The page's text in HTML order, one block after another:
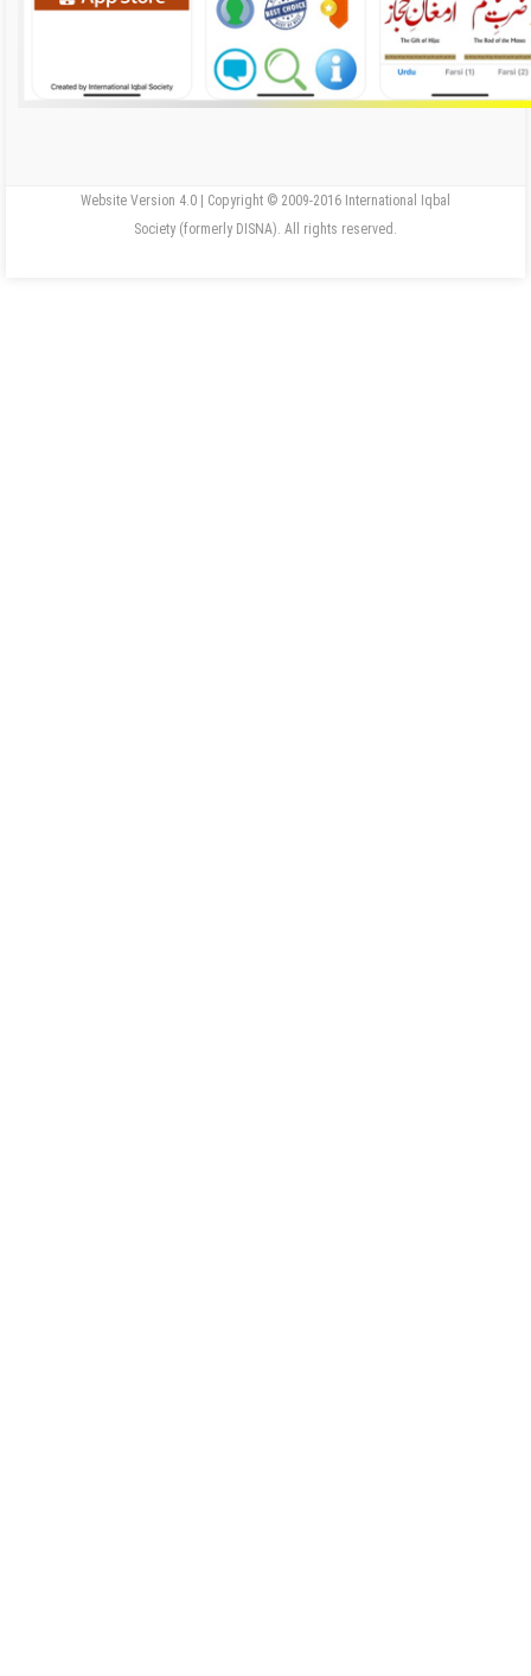
Website Version 4.0 | Copyright © 2009-2016 International Iqbal
Society (formerly DISNA). All rights reserved.